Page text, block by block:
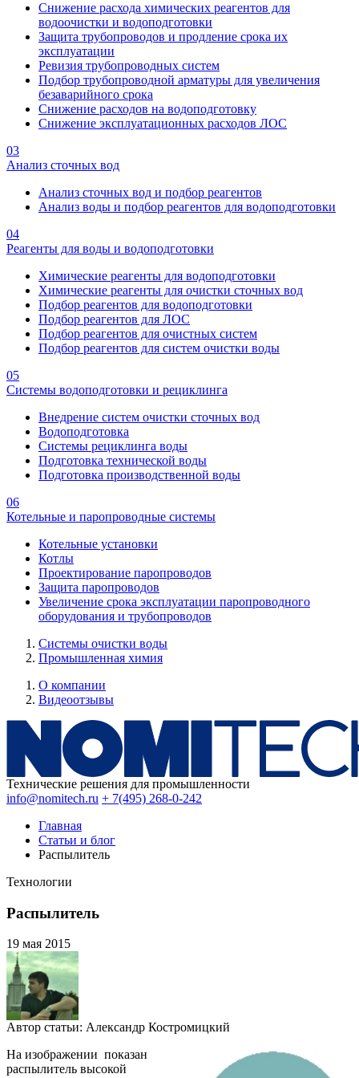
Снижение расхода химических реагентов для
водоочистки и водоподготовки
Защита трубопроводов и продление срока их
эксплуатации
Ревизия трубопроводных систем
Подбор трубопроводной арматуры для увеличения
безаварийного срока
Снижение расходов на водоподготовку
Снижение эксплуатационных расходов ЛОС
03
Анализ сточных вод
Анализ сточных вод и подбор реагентов
Анализ воды и подбор реагентов для водоподготовки
04
Реагенты для воды и водоподготовки
Химические реагенты для водоподготовки
Химические реагенты для очистки сточных вод
Подбор реагентов для водоподготовки
Подбор реагентов для ЛОС
Подбор реагентов для очистных систем
Подбор реагентов для систем очистки воды
05
Системы водоподготовки и рециклинга
Внедрение систем очистки сточных вод
Водоподготовка
Системы рециклинга воды
Подготовка технической воды
Подготовка производственной воды
06
Котельные и паропроводные системы
Котельные установки
Котлы
Проектирование паропроводов
Защита паропроводов
Увеличение срока эксплуатации паропроводного
оборудования и трубопроводов
Системы очистки воды
Промышленная химия
О компании
Видеоотзывы
Технические решения для промышленности
info@nomitech.ru + 7(495) 268-0-242
Главная
Статьи и блог
Распылитель
Технологии
Распылитель
19 мая 2015
Автор статьи: Александр Костромицкий
На изображении показан
распылитель высокой